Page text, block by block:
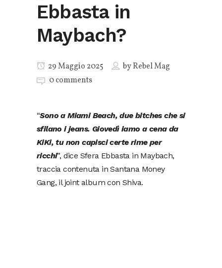
Ebbasta in
Maybach?
29 Maggio 2025 byRebel Mag
0 comments
“Sono a Miami Beach, due bitches che si
sfilano i jeans. Giovedì iamo a cena da
KiKi, tu non capisci certe rime per
ricchi”, dice Sfera Ebbasta in Maybach,
traccia contenuta in Santana Money
Gang, il joint album con Shiva.